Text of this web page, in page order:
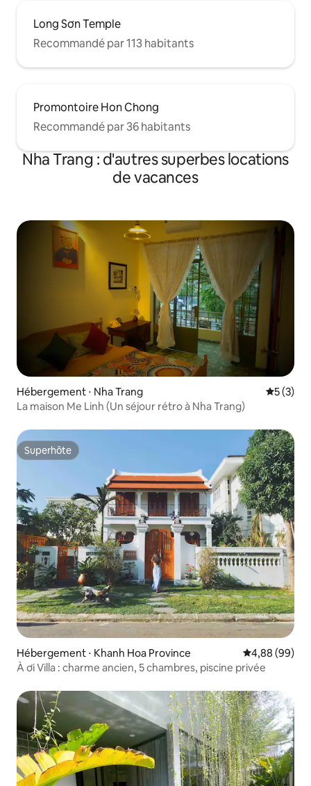
Long Sơn Temple
Recommandé par 113 habitants
Promontoire Hon Chong
Recommandé par 36 habitants
Nha Trang : d'autres superbes locations
de vacances
Hébergement ⋅ Nha Trang
5 (3)
La maison Me Linh (Un séjour rétro à Nha Trang)
Superhôte
Superhôte
Hébergement ⋅ Khanh Hoa Province Évaluation
4,88 (99)
À ơi Villa : charme ancien, 5 chambres, piscine privée